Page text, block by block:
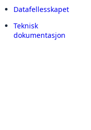
Datafellesskapet
Teknisk
dokumentasjon